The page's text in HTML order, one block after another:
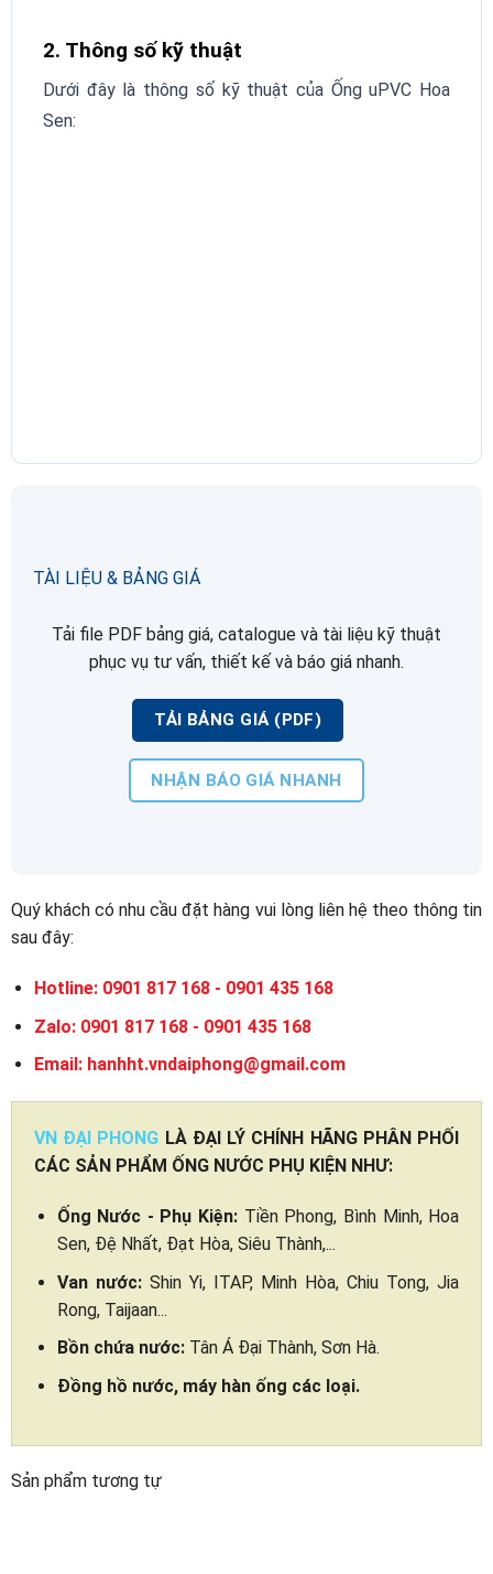
2. Thông số kỹ thuật
Dưới đây là thông số kỹ thuật của Ống uPVC Hoa
Sen:
TÀI LIỆU & BẢNG GIÁ
Tải file PDF bảng giá, catalogue và tài liệu kỹ thuật
phục vụ tư vấn, thiết kế và báo giá nhanh.
TẢI BẢNG GIÁ (PDF)
NHẬN BÁO GIÁ NHANH
Quý khách có nhu cầu đặt hàng vui lòng liên hệ theo thông tin
sau đây:
Hotline: 0901 817 168 - 0901 435 168
Zalo: 0901 817 168 - 0901 435 168
Email: hanhht.vndaiphong@gmail.com
VN ĐẠI PHONG LÀ ĐẠI LÝ CHÍNH HÃNG PHÂN PHỐI
CÁC SẢN PHẨM ỐNG NƯỚC PHỤ KIỆN NHƯ:
Ống Nước - Phụ Kiện: Tiền Phong, Bình Minh, Hoa
Sen, Đệ Nhất, Đạt Hòa, Siêu Thành,...
Van nước:Shin Yi, ITAP, Minh Hòa, Chiu Tong, Jia
Rong, Taijaan...
Bồn chứa nước:Tân Á Đại Thành, Sơn Hà.
Đồng hồ nước, máy hàn ống các loại.
Sản phẩm tương tự